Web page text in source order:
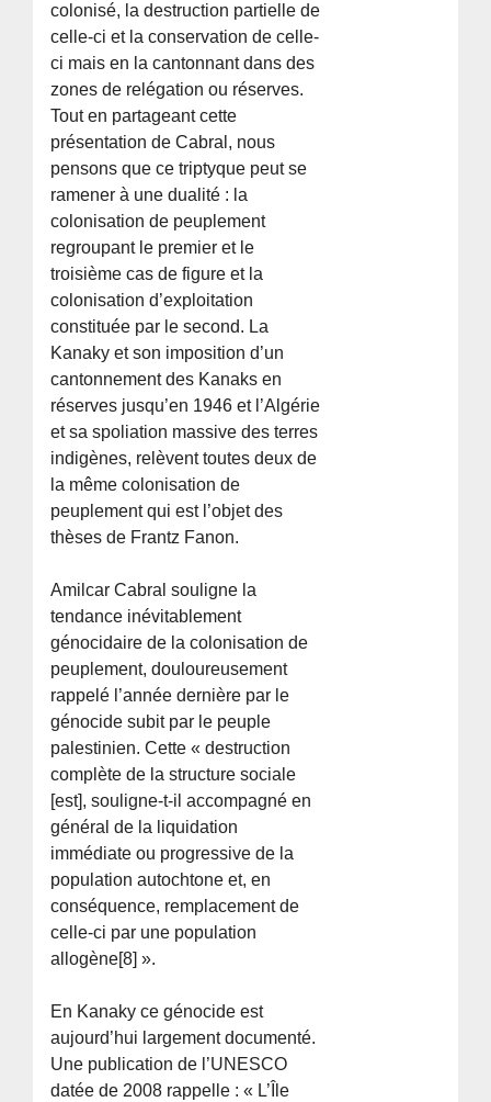
colonisé, la destruction partielle de
celle-ci et la conservation de celle-
ci mais en la cantonnant dans des
zones de relégation ou réserves.
Tout en partageant cette
présentation de Cabral, nous
pensons que ce triptyque peut se
ramener à une dualité : la
colonisation de peuplement
regroupant le premier et le
troisième cas de figure et la
colonisation d’exploitation
constituée par le second. La
Kanaky et son imposition d’un
cantonnement des Kanaks en
réserves jusqu’en 1946 et l’Algérie
et sa spoliation massive des terres
indigènes, relèvent toutes deux de
la même colonisation de
peuplement qui est l’objet des
thèses de Frantz Fanon.
Amilcar Cabral souligne la
tendance inévitablement
génocidaire de la colonisation de
peuplement, douloureusement
rappelé l’année dernière par le
génocide subit par le peuple
palestinien. Cette « destruction
complète de la structure sociale
[est], souligne-t-il accompagné en
général de la liquidation
immédiate ou progressive de la
population autochtone et, en
conséquence, remplacement de
celle-ci par une population
allogène[8] ».
En Kanaky ce génocide est
aujourd’hui largement documenté.
Une publication de l’UNESCO
datée de 2008 rappelle : « L’Île